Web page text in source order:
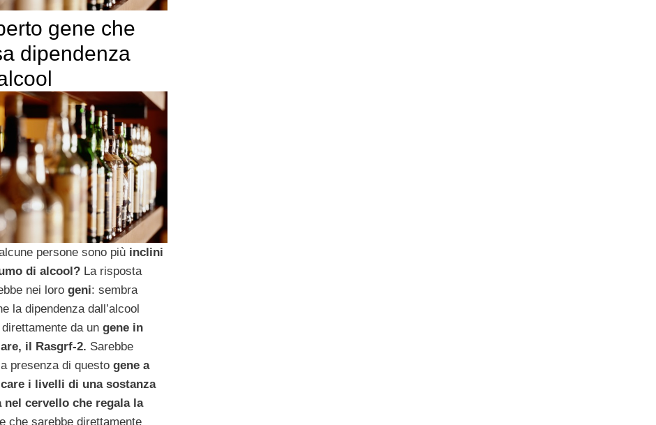
gene che
dipendenza
persone sono più inclini
di alcool? La risposta
nei lorogeni: sembra
la dipendenza dall’alcool
da un gene in
il Rasgrf-2. Sarebbe
presenza di questogene a
i livelli di una sostanza
nel cervello che regala la
che sarebbe direttamente